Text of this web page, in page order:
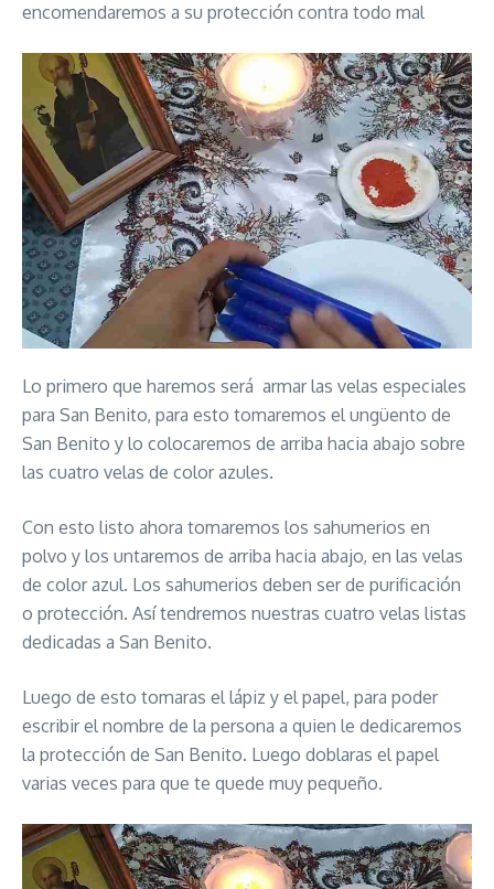
encomendaremos a su protección contra todo mal
Lo primero que haremos será armar las velas especiales
para San Benito, para esto tomaremos el ungüento de
San Benito y lo colocaremos de arriba hacia abajo sobre
las cuatro velas de color azules.
Con esto listo ahora tomaremos los sahumerios en
polvo y los untaremos de arriba hacia abajo, en las velas
de color azul. Los sahumerios deben ser de purificación
o protección. Así tendremos nuestras cuatro velas listas
dedicadas a San Benito.
Luego de esto tomaras el lápiz y el papel, para poder
escribir el nombre de la persona a quien le dedicaremos
la protección de San Benito. Luego doblaras el papel
varias veces para que te quede muy pequeño.